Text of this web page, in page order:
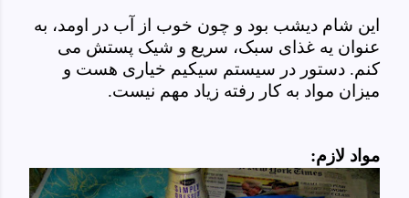
این شام دیشب بود و چون خوب از آب در اومد، به
عنوان یه غذای سبک، سریع و شیک پستش می
کنم. دستور در سیستم سیکیم خیاری هست و
میزان مواد به کار رفته زیاد مهم نیست.
مواد لازم: